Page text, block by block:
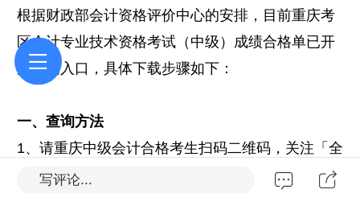
根据财政部会计资格评价中心的安排，目前重庆考
区会计专业技术资格考试（中级）成绩合格单已开
放查询入口，具体下载步骤如下：
一、查询方法
1、请重庆中级会计合格考生扫码二维码，关注「全
国会计服务小助手」微信公众号，在公众号底部菜
写评论...